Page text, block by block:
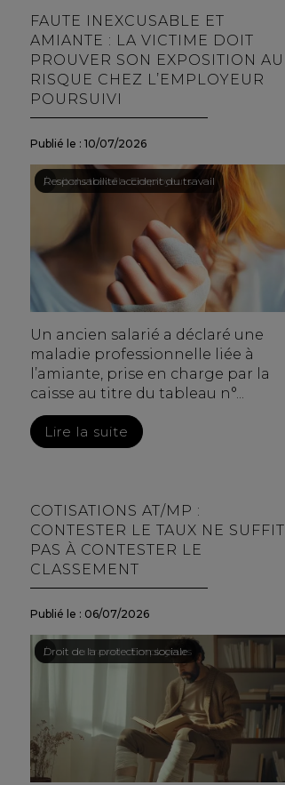
FAUTE INEXCUSABLE ET
AMIANTE : LA VICTIME DOIT
PROUVER SON EXPOSITION AU
RISQUE CHEZ L’EMPLOYEUR
POURSUIVI
Publié le :10/07/2026
Droit du travail - Employeurs
/Responsabilité accident du travail
Un ancien salarié a déclaré une
maladie professionnelle liée à
l’amiante, prise en charge par la
caisse au titre du tableau n°...
Lire la suite
COTISATIONS AT/MP :
CONTESTER LE TAUX NE SUFFIT
PAS À CONTESTER LE
CLASSEMENT
Publié le : 06/07/2026
Droit du travail - Employeurs
/Droit de la protection sociale